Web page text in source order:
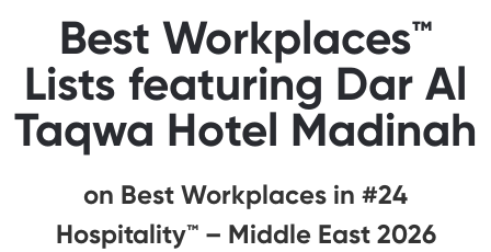
Best Workplaces™
Lists featuring Dar Al
Taqwa Hotel Madinah
#24 on Best Workplaces in
Hospitality™ – Middle East 2026